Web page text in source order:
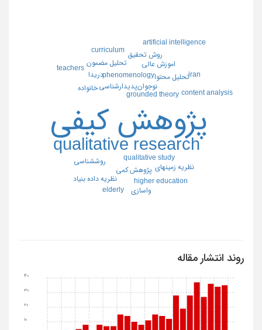
پژوهش كيفي
qualitative research
grounded theory
پديدارشناسي
phenomenology
qualitative study
پژوهش كمي
تحليل مضمون اموزش عالي
روششناسي
تحليل محتوا
خانواده
روش تحقيق
higher education نظريه داده بنياد
نظريه زمينهاي
curriculum
دريدا
نوجوان
واسازي
artificial intelligence
content analysis
elderly
iran
teachers
روند انتشار مقاله
10
20
30
40